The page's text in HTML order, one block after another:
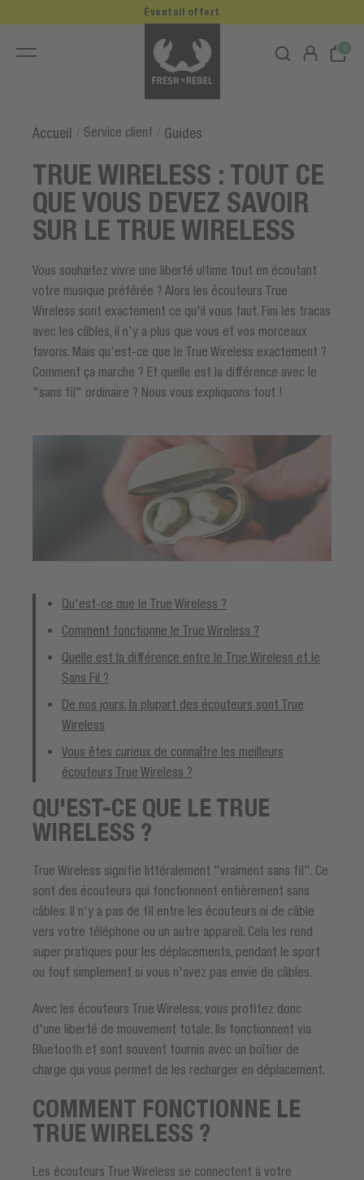
0
Éventail offert
Accueil / Service client / Guides
TRUE WIRELESS : TOUT CE
QUE VOUS DEVEZ SAVOIR
SUR LE TRUE WIRELESS
Vous souhaitez vivre une liberté ultime tout en écoutant
votre musique préférée ? Alors les écouteurs True
Wireless sont exactement ce qu'il vous faut. Fini les tracas
avec les câbles, il n'y a plus que vous et vos morceaux
favoris. Mais qu'est-ce que le True Wireless exactement ?
Comment ça marche ? Et quelle est la différence avec le
"sans fil" ordinaire ? Nous vous expliquons tout !
Qu'est-ce que le True Wireless ?
Comment fonctionne le True Wireless ?
Quelle est la différence entre le True Wireless et le
Sans Fil ?
De nos jours, la plupart des écouteurs sont True
Wireless
Vous êtes curieux de connaître les meilleurs
écouteurs True Wireless ?
QU'EST-CE QUE LE TRUE
WIRELESS ?
True Wireless signifie littéralement "vraiment sans fil". Ce
sont des écouteurs qui fonctionnent entièrement sans
câbles. Il n'y a pas de fil entre les écouteurs ni de câble
vers votre téléphone ou un autre appareil. Cela les rend
super pratiques pour les déplacements, pendant le sport
ou tout simplement si vous n'avez pas envie de câbles.
Avec les écouteurs True Wireless, vous profitez donc
d'une liberté de mouvement totale. Ils fonctionnent via
Bluetooth et sont souvent fournis avec un boîtier de
charge qui vous permet de les recharger en déplacement.
COMMENT FONCTIONNE LE
TRUE WIRELESS ?
Les écouteurs True Wireless se connectent à votre